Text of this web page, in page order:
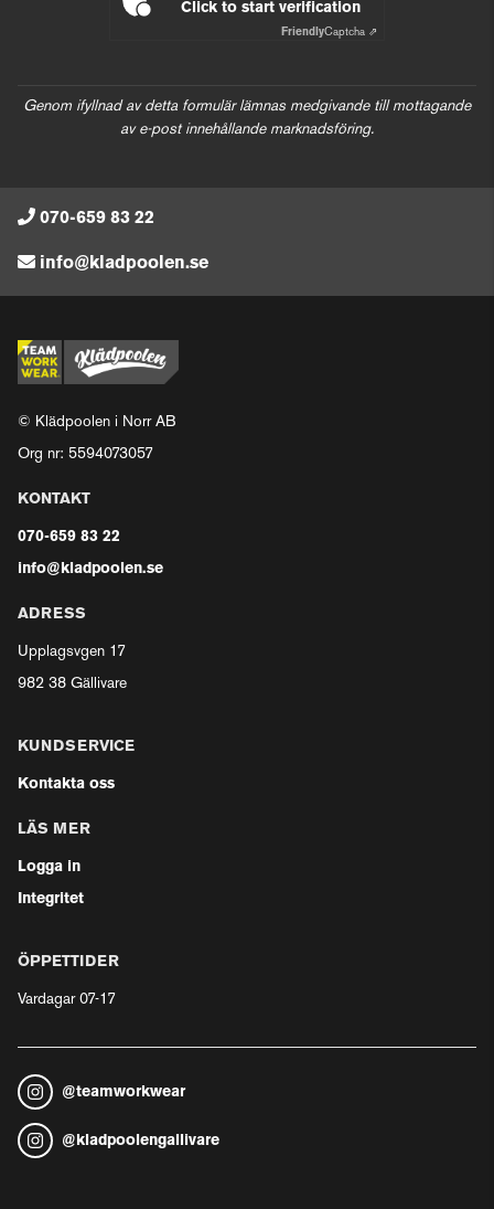
Click to start verification
FriendlyCaptcha ⇗
Genom ifyllnad av detta formulär lämnas medgivande till mottagande
av e-post innehållande marknadsföring.
070-659 83 22
info@kladpoolen.se
© Klädpoolen i Norr AB
Org nr: 5594073057
KONTAKT
070-659 83 22
info@kladpoolen.se
ADRESS
Upplagsvgen 17
982 38 Gällivare
KUNDSERVICE
Kontakta oss
LÄS MER
Logga in
Integritet
ÖPPETTIDER
Vardagar 07-17
@teamworkwear
@ kladpoolengallivare